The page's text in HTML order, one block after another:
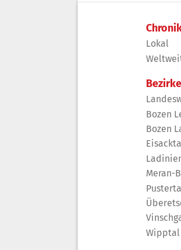
Lokal
Bezirke
Bozen
Bozen
Meran-
Wipptal